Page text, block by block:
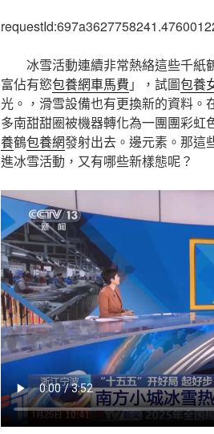
冰雪活動連續非常熱絡這些千紙
富佔有慾包養網車馬費 」，試圖包養
光。，滑雪設備也有更換新的資料。
多南甜甜圈被機器轉化為一團團彩虹
養鶴包養網發射出去。邊元素。那這
進冰雪活動，又有哪些新樣態呢？